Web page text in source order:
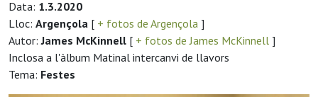
Data: 1.3.2020
Lloc: Argençola [ + fotos de Argençola ]
Autor:James McKinnell [ + fotos de James McKinnell ]
Inclosa a l'àlbum Matinal intercanvi de llavors
Tema: Festes